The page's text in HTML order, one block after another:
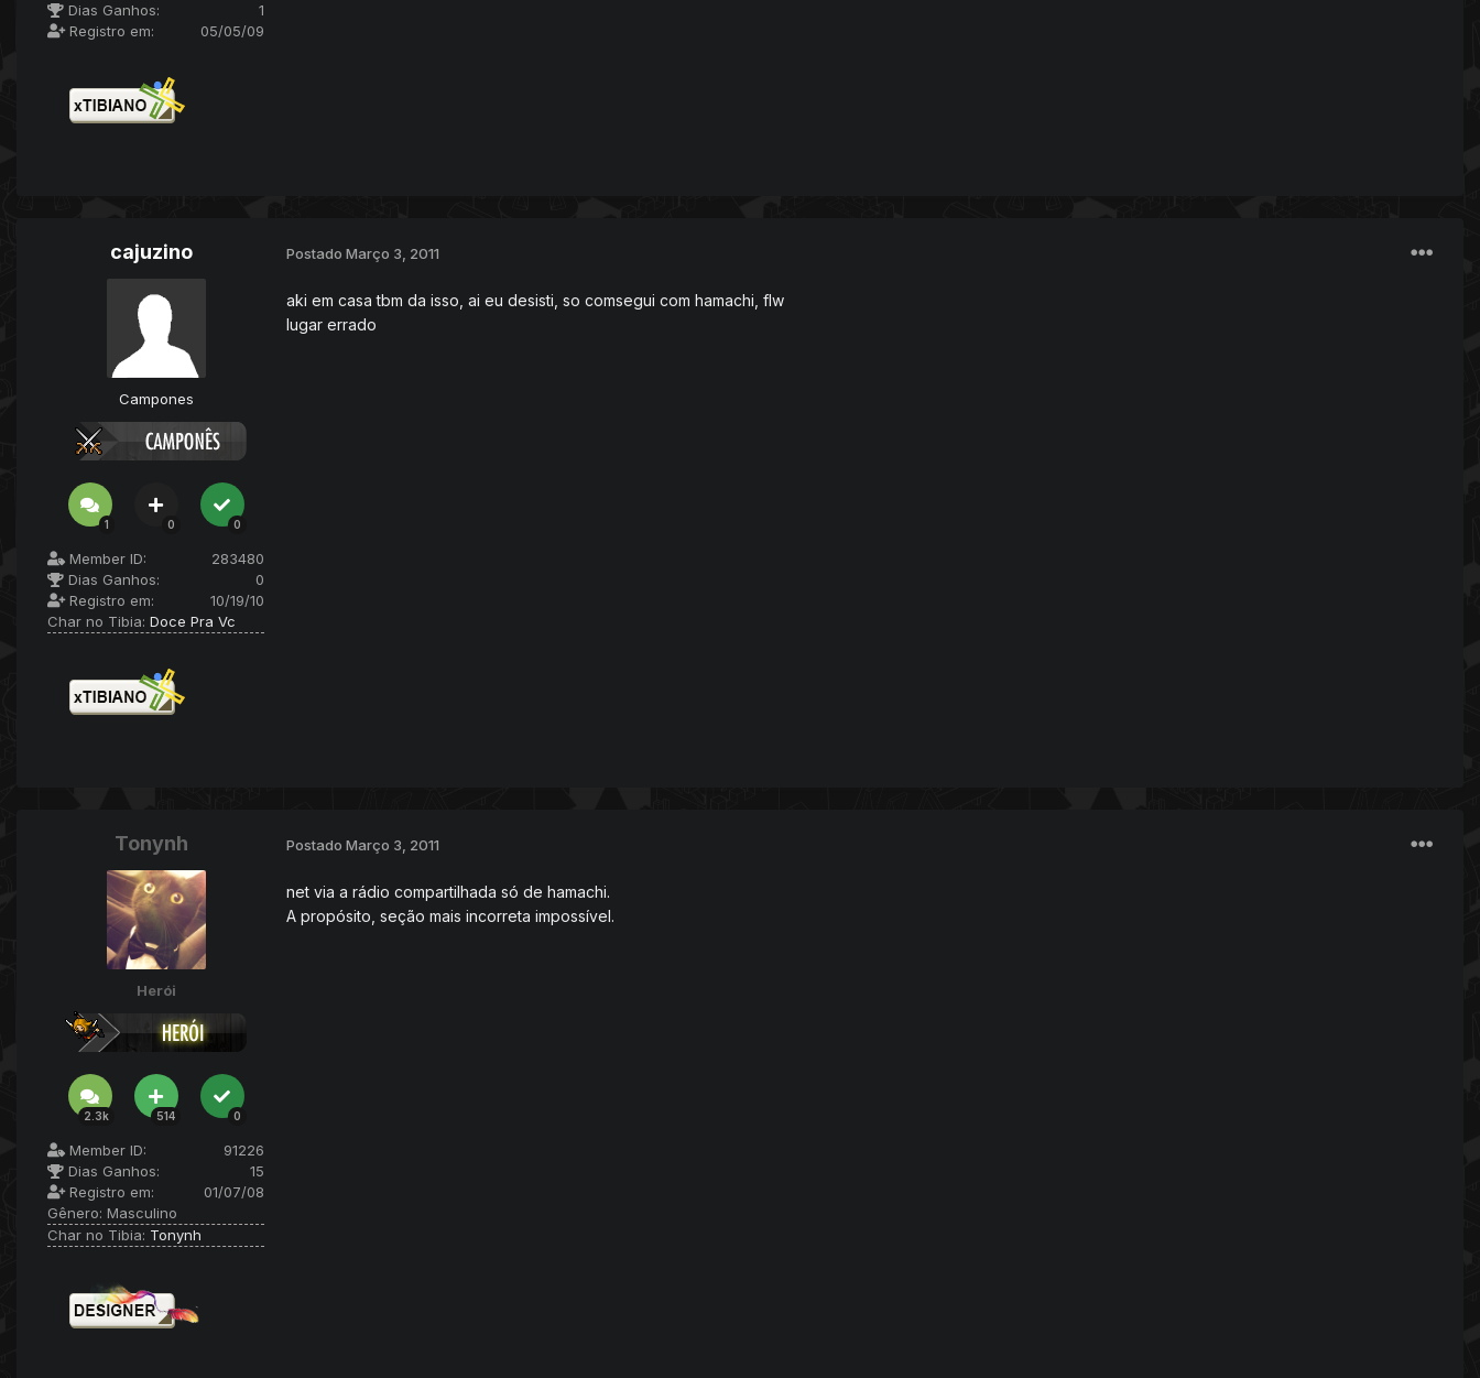
Dias Ganhos:
1
Registro em:
05/05/09
cajuzino
Campones
1 0 0
Member ID:
283480
Dias Ganhos:
0
Registro em:
10/19/10
Char no Tibia: Doce Pra Vc
Postado Março 3, 2011
aki em casa tbm da isso, ai eu desisti, so comsegui com hamachi, flw
lugar errado
Tonynh
Herói
2.3k 514 0
Member ID:
91226
Dias Ganhos:
15
Registro em:
01/07/08
Gênero: Masculino
Char no Tibia: Tonynh
Postado Março 3, 2011
net via a rádio compartilhada só de hamachi.
A propósito, seção mais incorreta impossível.